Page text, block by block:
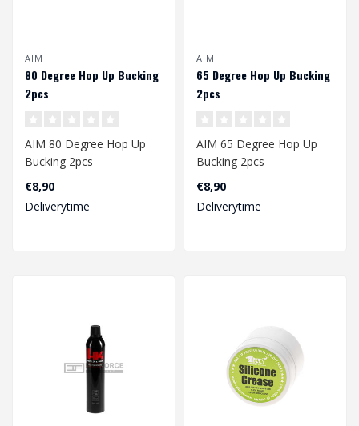
AIM
80 Degree Hop Up Bucking
2pcs
AIM 80 Degree Hop Up
Bucking 2pcs
€8,90
Deliverytime
AIM
65 Degree Hop Up Bucking
2pcs
AIM 65 Degree Hop Up
Bucking 2pcs
€8,90
Deliverytime